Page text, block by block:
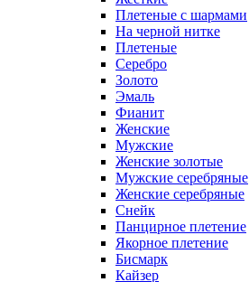
Плетеные с шармами
На черной нитке
Плетеные
Серебро
Золото
Эмаль
Фианит
Женские
Мужские
Женские золотые
Мужские серебряные
Женские серебряные
Снейк
Панцирное плетение
Якорное плетение
Бисмарк
Кайзер